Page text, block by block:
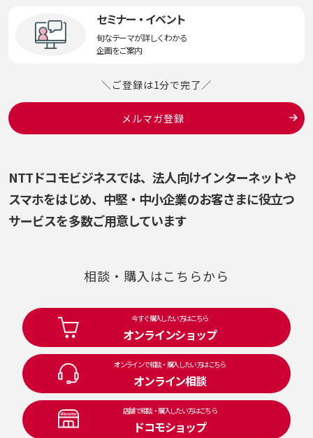
セミナー・イベント
旬なテーマが詳しくわかる
企画をご案内
＼ご登録は1分で完了／
メルマガ登録
NTTドコモビジネスでは、法人向けインターネットや
スマホをはじめ、 中堅・中小企業のお客さまに役立つ
サービスを多数ご用意しています
相談・購入はこちらから
今すぐ購入したい方はこちら
オンラインショップ
オンラインで相談・購入したい方はこちら
オンライン相談
店舗で相談・購入したい方はこちら
ドコモショップ